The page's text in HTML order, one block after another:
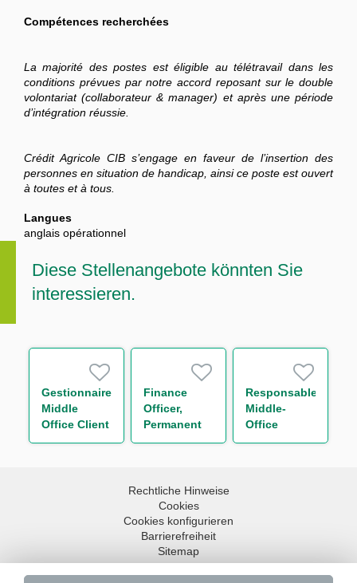
Compétences recherchées
La majorité des postes est éligible au télétravail dans les
conditions prévues par notre accord reposant sur le double
volontariat (collaborateur & manager) et après une période
d’intégration réussie.
Crédit Agricole CIB s’engage en faveur de l’insertion des
personnes en situation de handicap, ainsi ce poste est ouvert
à toutes et à tous.
Langues
anglais opérationnel
Diese Stellenangebote könnten Sie
interessieren.
Gestionnaire
Middle
Office Client
Reporting
Finance
Officer,
Permanent
Responsable
Middle-
Office
Collatéral
Rechtliche Hinweise
Cookies
Cookies konfigurieren
Barrierefreiheit
Sitemap